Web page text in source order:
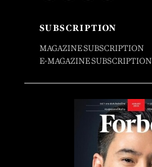
SUBSCRIPTION
MAGAZINE SUBSCRIPTION
E-MAGAZINE SUBSCRIPTION